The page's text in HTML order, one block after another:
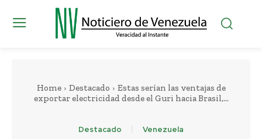
Home Destacado
Estas serían las ventajas de
exportar electricidad desde el Guri hacia Brasil,...
Destacado Venezuela